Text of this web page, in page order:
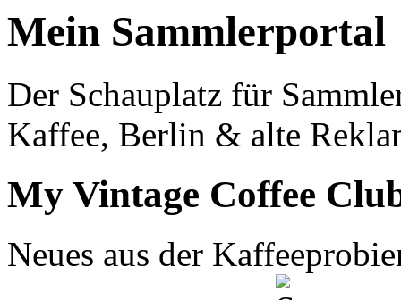
Mein Sammlerportal
Der Schauplatz für
Kaffee, Berlin & alte
My Vintage Coffee
Neues aus der